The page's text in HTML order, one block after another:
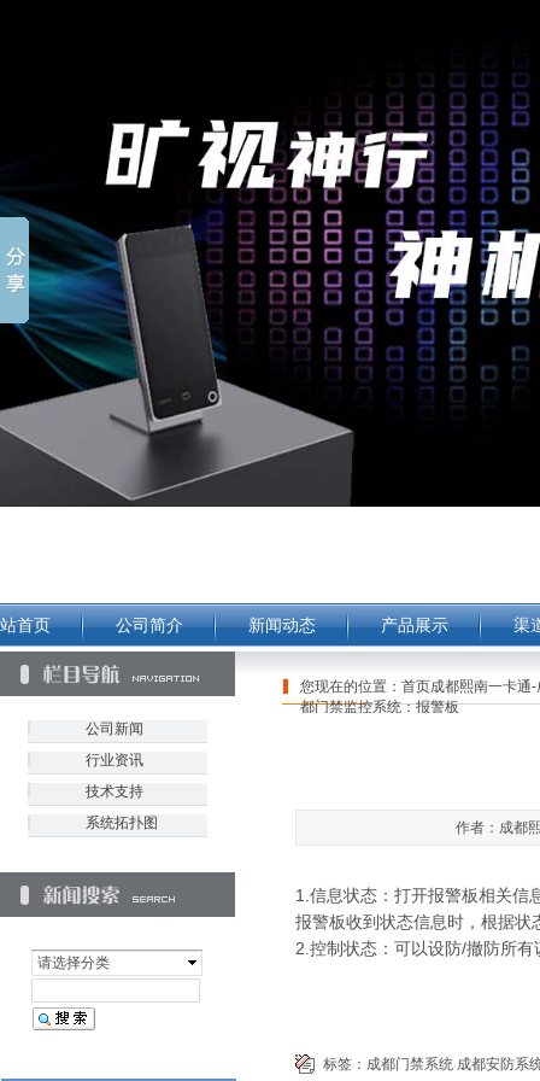
首页 公司简介 新闻动态 产品展示 渠
您现在的位置： 首页成都熙南一卡通
都门禁监控系统：报警板
请选择分类
公司新闻
行业资讯
技术支持
系统拓扑图
作者：成都
1.信息状态：打开报警板相关信
报警板收到状态信息时，根据
2.控制状态：可以设防/撤防所
标签： 成都门禁系统 成都安防系